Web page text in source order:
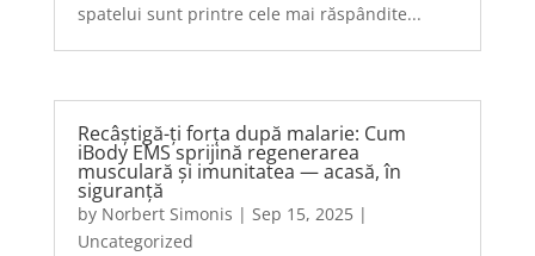
spatelui sunt printre cele mai răspândite...
Recâștigă-ți forța după malarie: Cum
iBody EMS sprijină regenerarea
musculară și imunitatea — acasă, în
siguranță
by Norbert Simonis | Sep 15, 2025|
Uncategorized